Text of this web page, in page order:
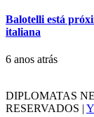
Balotelli está
italiana
6 anos atrás
DIPLOMATAS
RESERVADOS |